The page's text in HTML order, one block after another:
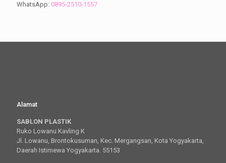
WhatsApp: 0895-2510-1557
Alamat
SABLON PLASTIK
Ruko Lowanu Kavling K
Jl. Lowanu, Brontokusuman, Kec. Mergangsan, Kota Yogyakarta,
Daerah Istimewa Yogyakarta. 55153